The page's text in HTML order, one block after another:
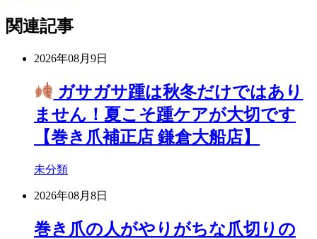
関連記事
2026年08月9日
ガサガサ踵は秋冬だけではあり
ません！夏こそ踵ケアが大切です
【巻き爪補正店 鎌倉大船店】
未分類
2026年08月8日
巻き爪の人がやりがちな爪切りの